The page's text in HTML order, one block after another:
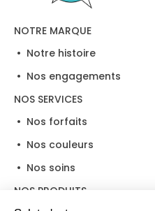
NOTRE MARQUE
Notre histoire
Nos engagements
NOS SERVICES
Nos forfaits
Nos couleurs
Nos soins
NOS PRODUITS